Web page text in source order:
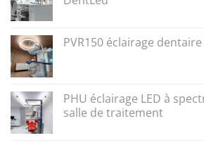
PVR150 éclairage
PHU éclairage LED à
salle de traitement